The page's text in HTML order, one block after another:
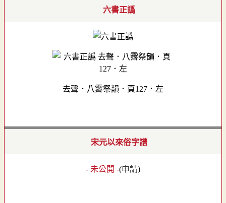
六書正譌
去聲．八霽祭韻．頁127．左
宋元以來俗字譜
- 未公開 -(申請)